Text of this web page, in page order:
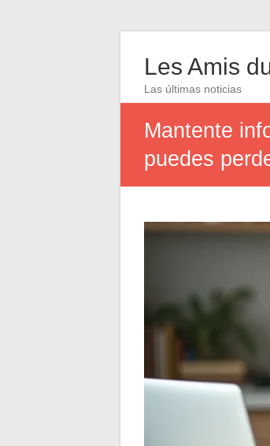
Les Amis
Las últimas noticias
Mantente
puedes